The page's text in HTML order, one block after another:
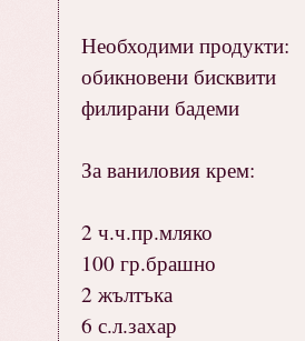
Необходими продукти:
обикновени бисквити
филирани бадеми
За ваниловия крем:
2 ч.ч.пр.мляко
100 гр.брашно
2 жълтъка
6 с.л.захар